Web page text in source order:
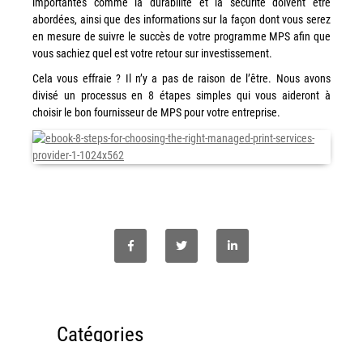
Monts du Lyonnais
Villefranche Beaujolais
Vallée du Rhône
Notre offre grands comptes
Nos clients témoignent
Actualité
CONTACT
abordées, ainsi que des informations sur la façon dont vous serez
en mesure de suivre le succès de votre programme MPS afin que
vous sachiez quel est votre retour sur investissement.
Cela vous effraie ? Il n’y a pas de raison de l’être. Nous avons
divisé un processus en 8 étapes simples qui vous aideront à
choisir le bon fournisseur de MPS pour votre entreprise.
Catégories